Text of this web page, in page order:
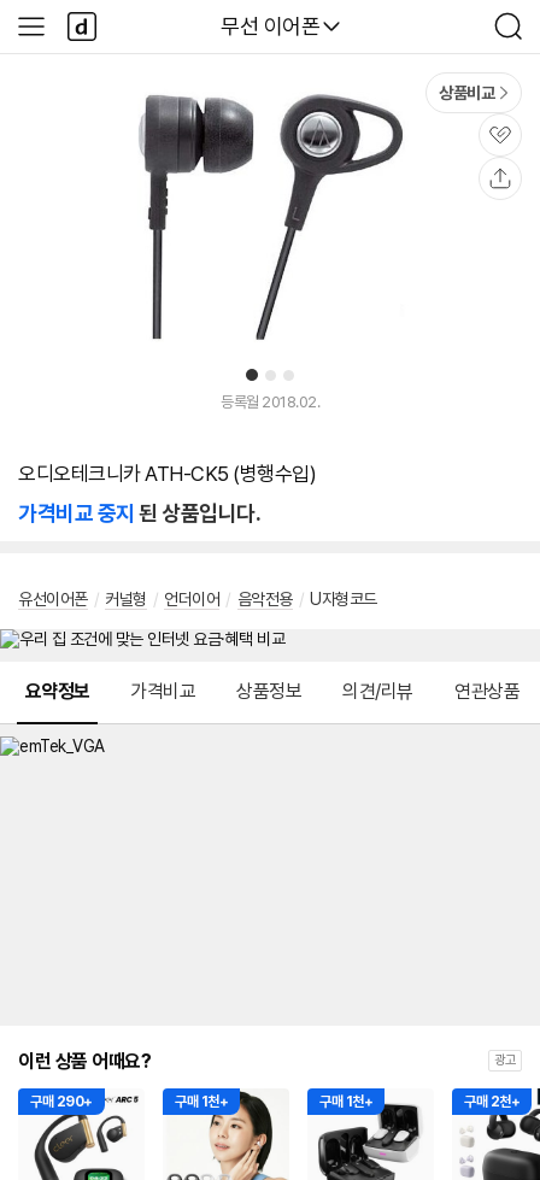
다나와
무선 이어폰
검
색
사
이
다
나
와
1 2 3
상품비교
관
심
등록월 2018.02.
오디오테크니카 ATH-CK5 (병행수입)
가격비교 중지 된 상품입니다.
유선이어폰 / 커널형 / 언더이어 / 음악전용 / U자형코드
요약정보 가격비교 상품정보 의견/리뷰 연관상품
이런 상품 어때요? 광고
구매 290+ 구매 1천+ 구매 1천+ 구매 2천+